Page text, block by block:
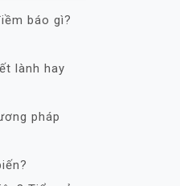
báo gì?
lành hay
pháp